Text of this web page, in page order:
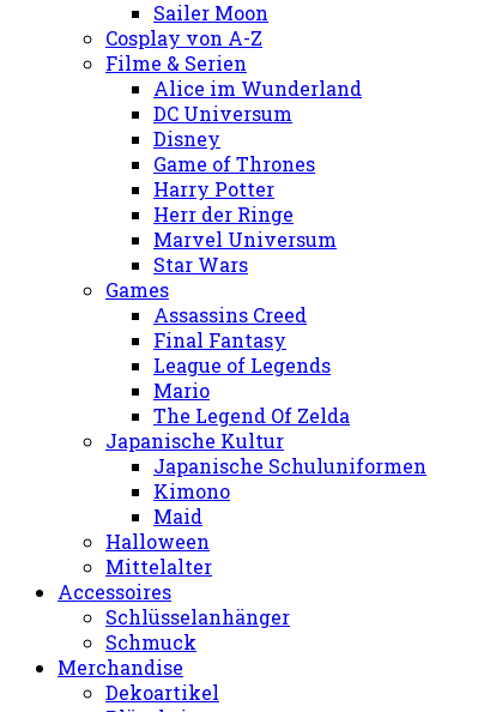
Sailer Moon
Cosplay von A-Z
Filme & Serien
Alice im Wunderland
DC Universum
Disney
Game of Thrones
Harry Potter
Herr der Ringe
Marvel Universum
Star Wars
Games
Assassins Creed
Final Fantasy
League of Legends
Mario
The Legend Of Zelda
Japanische Kultur
Japanische Schuluniformen
Kimono
Maid
Halloween
Mittelalter
Accessoires
Schlüsselanhänger
Schmuck
Merchandise
Dekoartikel